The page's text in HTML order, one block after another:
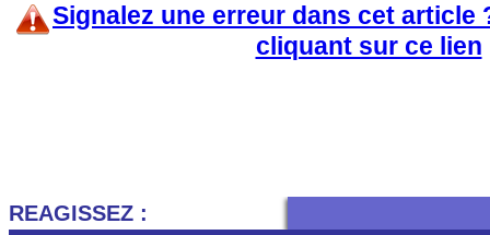
Signalez une erreur dans cet article
cliquant sur ce lien
REAGISSEZ :